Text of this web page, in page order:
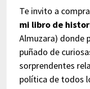
Te invito a
mi libro de
Almuzara) donde
puñado de
sorprendentes
política de todos